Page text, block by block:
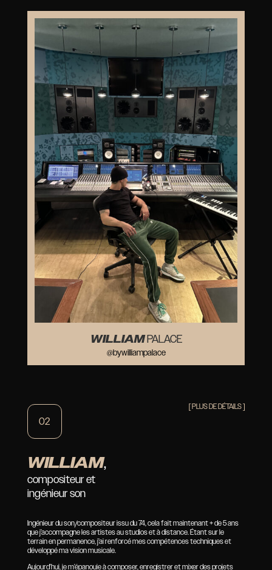
WILLIAM PALACE
@bywilliampalace
02
[ PLUS DE DÉTAILS ]
WILLIAM,
compositeur et
ingénieur son
Ingénieur du son/compositeur issu du 74, cela fait maintenant + de 5 ans
que j’accompagne les artistes au studios et à distance. Étant sur le
terrain en permanence, j’ai renforcé mes compétences techniques et
développé ma vision musicale.
Aujourd’hui, je m’épanouie à composer, enregistrer et mixer des projets